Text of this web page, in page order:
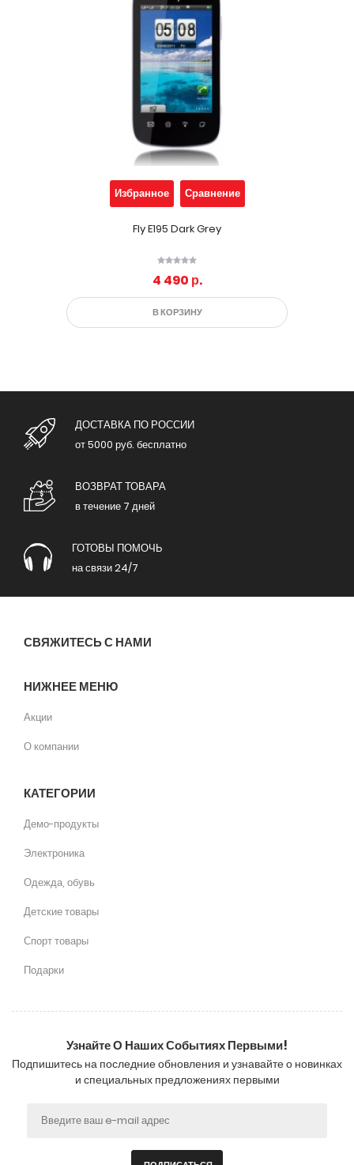
Избранное Сравнение
Fly E195 Dark Grey
4 490 р.
В КОРЗИНУ
ДОСТАВКА ПО РОССИИ
от 5000 руб. бесплатно
ВОЗВРАТ ТОВАРА
в течение 7 дней
ГОТОВЫ ПОМОЧЬ
на связи 24/7
СВЯЖИТЕСЬ С НАМИ
НИЖНЕЕ МЕНЮ
Акции
О компании
КАТЕГОРИИ
Демо-продукты
Электроника
Одежда, обувь
Детские товары
Спорт товары
Подарки
Узнайте О Наших Событиях Первыми!
Подпишитесь на последние обновления и узнавайте о новинках
и специальных предложениях первыми